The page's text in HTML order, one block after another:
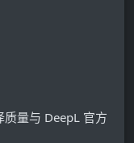
量与 DeepL 官方